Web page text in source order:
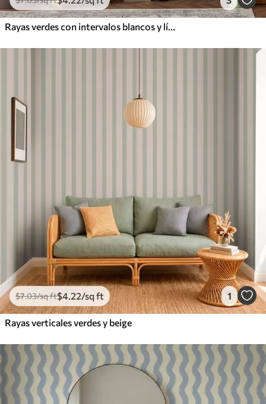
Rayas verdes con intervalos blancos y líneas finas
$7.03/sq ft$4.22/sq ft 1
Rayas verticales verdes y beige